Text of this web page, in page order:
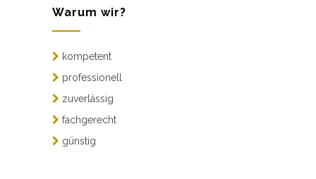
Warum wir?
kompetent
professionell
zuverlässig
fachgerecht
günstig